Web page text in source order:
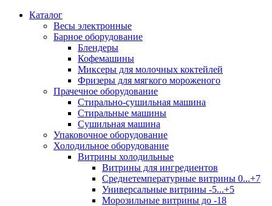
Каталог
Весы электронные
Барное оборудование
Блендеры
Кофемашины
Миксеры для молочных коктейлей
Фризеры для мягкого мороженого
Прачечное оборудование
Стирально-сушильная машина
Стиральные машины
Сушильная машина
Упаковочное оборудование
Холодильное оборудование
Витрины холодильные
Витрины для ингредиентов
Среднетемпературные витрины 0...+7
Универсальные витрины -5...+5
Морозильные витрины до -18